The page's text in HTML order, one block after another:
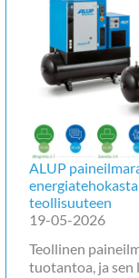
ALUP
teollisuuteen
19-05-2026
Teollinen
tuotantoa, ja sen